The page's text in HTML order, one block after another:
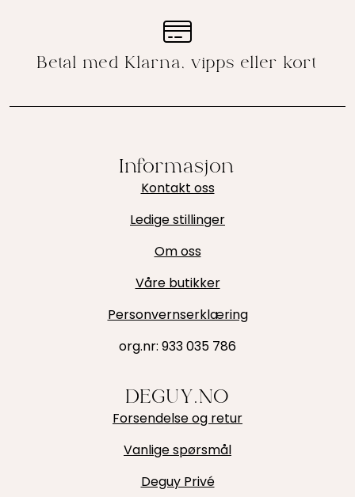
Kontakt oss
Ledige stillinger
Om oss
Våre butikker
Personvernserklæring
org.nr: 933 035 786
Forsendelse og retur
Vanlige spørsmål
Deguy Privé